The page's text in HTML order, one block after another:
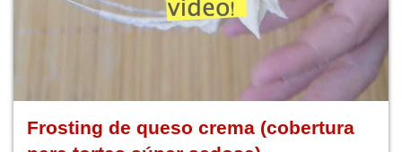
Frosting de queso crema (cobertura